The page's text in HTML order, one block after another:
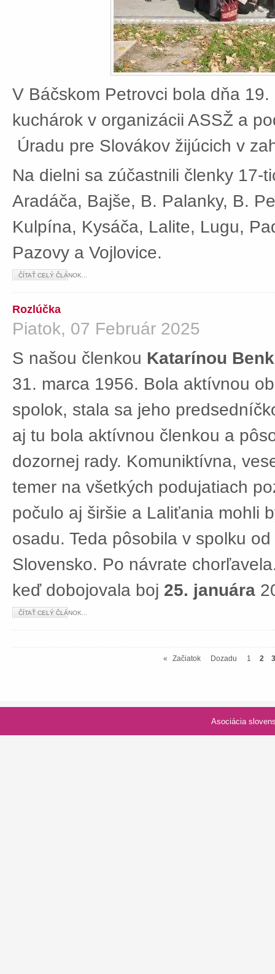
V Báčskom Petrovci bola dňa
kuchárok v organizácii ASSŽ a
Úradu pre Slovákov žijúcich v
Na dielni sa zúčastnili členky 17-
Aradáča, Bajše, B. Palanky, B.
Kulpína, Kysáča, Lalite, Lugu,
Pazovy a Vojlovice.
ČÍTAŤ CELÝ ČLÁNOK...
Rozlúčka
Piatok, 07 Február 2025
S našou členkou Katarínou
31. marca 1956. Bola aktívnou
spolok, stala sa jeho
aj tu bola aktívnou členkou a
dozornej rady. Komuniktívna,
temer na všetkých podujatiach
počulo aj širšie a Laliťania mohli
osadu. Teda pôsobila v spolku
Slovensko. Po návrate
keď dobojovala boj 25. januára
ČÍTAŤ CELÝ ČLÁNOK...
« Začiatok Dozadu 1 2 3
Asociácia slovenských